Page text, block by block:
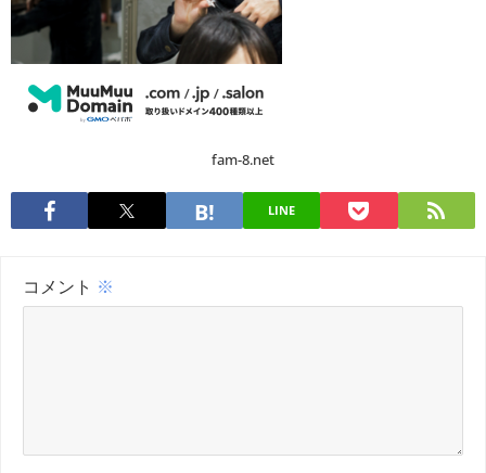
fam-8.net
LINE
コメント ※